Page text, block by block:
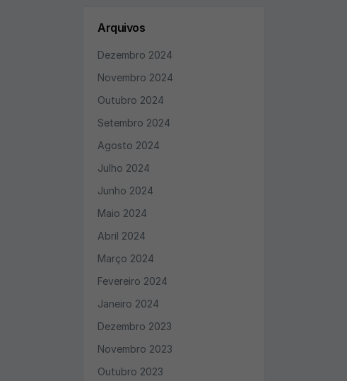
Arquivos
Dezembro 2024
Novembro 2024
Outubro 2024
Setembro 2024
Agosto 2024
Julho 2024
Junho 2024
Maio 2024
Abril 2024
Março 2024
Fevereiro 2024
Janeiro 2024
Dezembro 2023
Novembro 2023
Outubro 2023